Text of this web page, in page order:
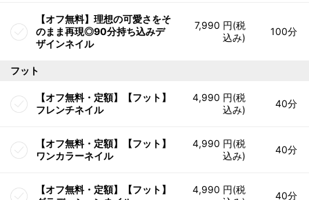
【オフ無料】理想の可愛さをそ
のまま再現◎90分持ち込みデ
ザインネイル
7,990 円(税
込み)
100分
フット
【オフ無料・定額】【フット】
フレンチネイル
4,990 円(税
込み)
40分
【オフ無料・定額】【フット】
ワンカラーネイル
4,990 円(税
込み)
40分
【オフ無料・定額】【フット】
4,990 円(税
40分